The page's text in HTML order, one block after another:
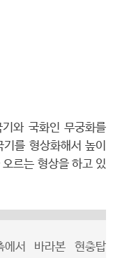
와 국화인 무궁화를
를 형상화해서 높이
르는 형상을 하고 있
서 바라본 현충탑